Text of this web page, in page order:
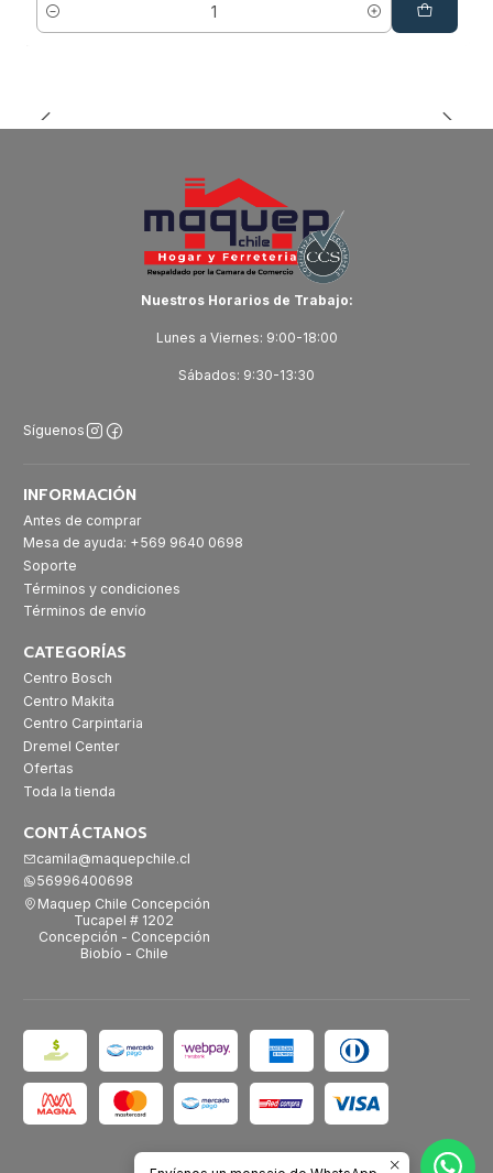
Cantidad
Nuestros Horarios de Trabajo:
Lunes a Viernes: 9:00-18:00
Sábados: 9:30-13:30
Síguenos
INFORMACIÓN
Antes de comprar
Mesa de ayuda: +569 9640 0698
Soporte
Términos y condiciones
Términos de envío
CATEGORÍAS
Centro Bosch
Centro Makita
Centro Carpintaria
Dremel Center
Ofertas
Toda la tienda
CONTÁCTANOS
camila@maquepchile.cl
56996400698
Maquep Chile Concepción
Tucapel # 1202
Concepción - Concepción
Biobío - Chile